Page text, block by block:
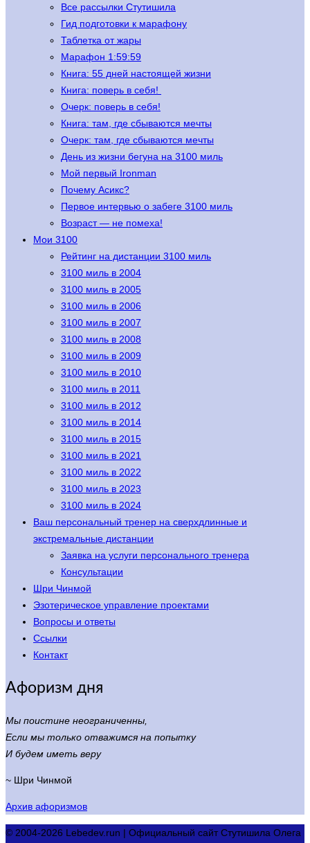
Все рассылки Стутишила
Гид подготовки к марафону
Таблетка от жары
Марафон 1:59:59
Книга: 55 дней настоящей жизни
Книга: поверь в себя!
Очерк: поверь в себя!
Книга: там, где сбываются мечты
Очерк: там, где сбываются мечты
День из жизни бегуна на 3100 миль
Мой первый Ironman
Почему Асикс?
Первое интервью о забеге 3100 миль
Возраст — не помеха!
Мои 3100
Рейтинг на дистанции 3100 миль
3100 миль в 2004
3100 миль в 2005
3100 миль в 2006
3100 миль в 2007
3100 миль в 2008
3100 миль в 2009
3100 миль в 2010
3100 миль в 2011
3100 миль в 2012
3100 миль в 2014
3100 миль в 2015
3100 миль в 2021
3100 миль в 2022
3100 миль в 2023
3100 миль в 2024
Ваш персональный тренер на сверхдлинные и
экстремальные дистанции
Заявка на услуги персонального тренера
Консультации
Шри Чинмой
Эзотерическое управление проектами
Вопросы и ответы
Ссылки
Контакт
Афоризм дня
Мы поистине неограниченны,
Если мы только отважимся на попытку
И будем иметь веру
~ Шри Чинмой
Архив афоризмов
© 2004-2026 Lebedev.run | Официальный сайт Стутишила Олега